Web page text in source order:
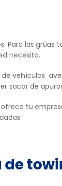
las
necesita.
vehículos
sacar de
tu
de